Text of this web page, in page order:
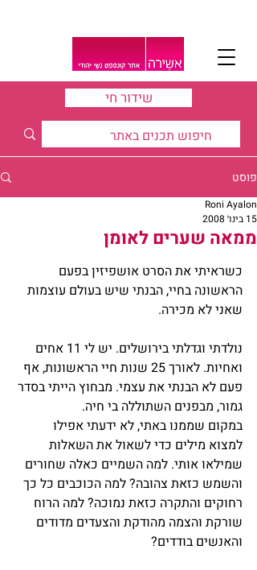
שידור חי
פוסט
ממאה שערים לאומן
Roni Ayalon
15 בינו׳ 2008
כשראיתי את הסרט אושפיזין בפעם
הראשונה בחיי, הבנתי שיש בעולם עוצמות
שאני לא מכירה.
נולדתי וגדלתי בירושלים. יש לי 11 אחים
ואחיות. לאורך 25 שנות חיי הראשונות, אף
פעם לא הבנתי את עצמי. מבחוץ הייתי בסדר
גמור, מבפנים השתוללה בי חיה.
במקום שממנו באתי, לא ידעתי אפילו
למצוא מילים כדי לשאול את השאלות
שמילאו אותי. למה השמיים כאלה שחורים
והשמש כזאת צהובה? למה הכוכבים כל כך
רחוקים והתקרה כזאת נמוכה? למה הרוח
שורקת והצמה מהודקת והצעדים מדודים
והאנשים בודדים?